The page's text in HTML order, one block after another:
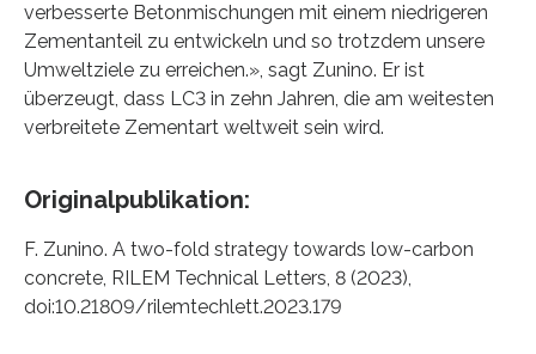
verbesserte Betonmischungen mit einem niedrigeren
Zementanteil zu entwickeln und so trotzdem unsere
Umweltziele zu erreichen.», sagt Zunino. Er ist
überzeugt, dass LC3 in zehn Jahren, die am weitesten
verbreitete Zementart weltweit sein wird.
Originalpublikation:
F. Zunino. A two-​fold strategy towards low-​carbon
concrete, RILEM Technical Letters, 8 (2023),
doi:10.21809/rilemtechlett.2023.179